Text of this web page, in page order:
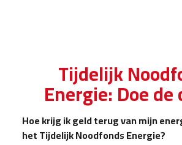
Tijdelijk
Energie: Doe de
Hoe krijg ik geld terug van mijn
het Tijdelijk Noodfonds Energie?